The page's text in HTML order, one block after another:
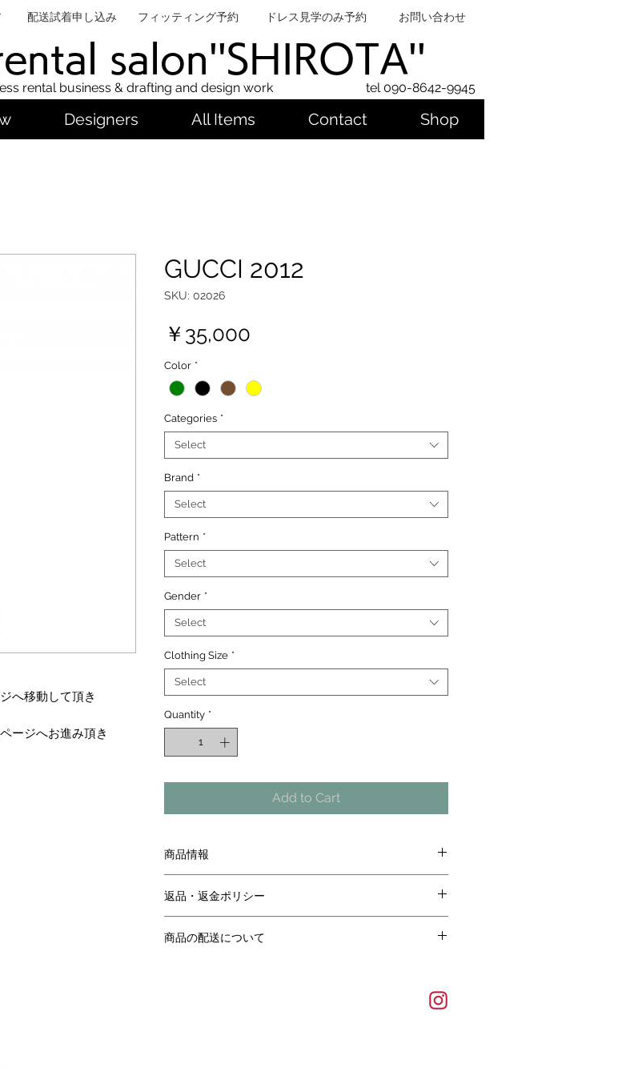
配送試着申し込み フィッティング予約 ドレス見学のみ予約 お問い合わせ
salon''SHIROTA''
rental business & drafting and design work tel 090-8642-9945
Designers All Items Contact Shop
へ移動して頂き
ージへお進み頂き
GUCCI 2012
SKU: 02026
￥35,000
Color *
Categories *
Select
Brand *
Select
Pattern *
Select
Gender *
Select
Clothing Size *
Select
Quantity *
Add to Cart
商品情報
返品・返金ポリシー
商品の配送について